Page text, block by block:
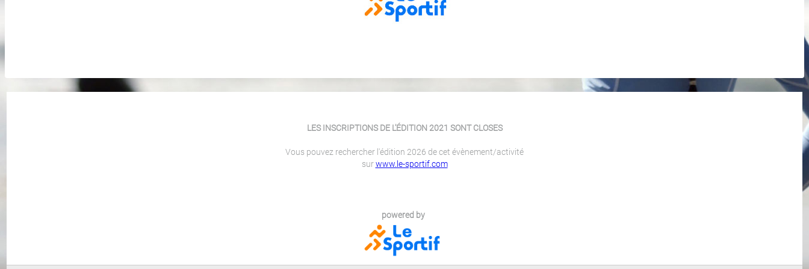
LES INSCRIPTIONS DE L'ÉDITION 2021 SONT CLOSES
Vous pouvez rechercher l'édition 2026 de cet évènement/activité
surwww.le-sportif.com
powered by